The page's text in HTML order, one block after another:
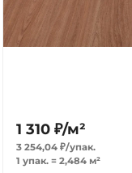
1 310 ₽/м²
3 254,04 ₽/упак.
1 упак. = 2,484 м²